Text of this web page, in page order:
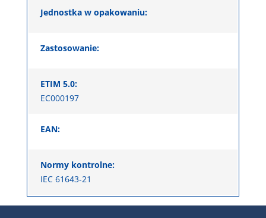
Jednostka w opakowaniu:
Zastosowanie:
ETIM 5.0:
EC000197
EAN:
Normy kontrolne:
IEC 61643-21